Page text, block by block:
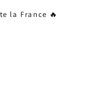
la France 🔥